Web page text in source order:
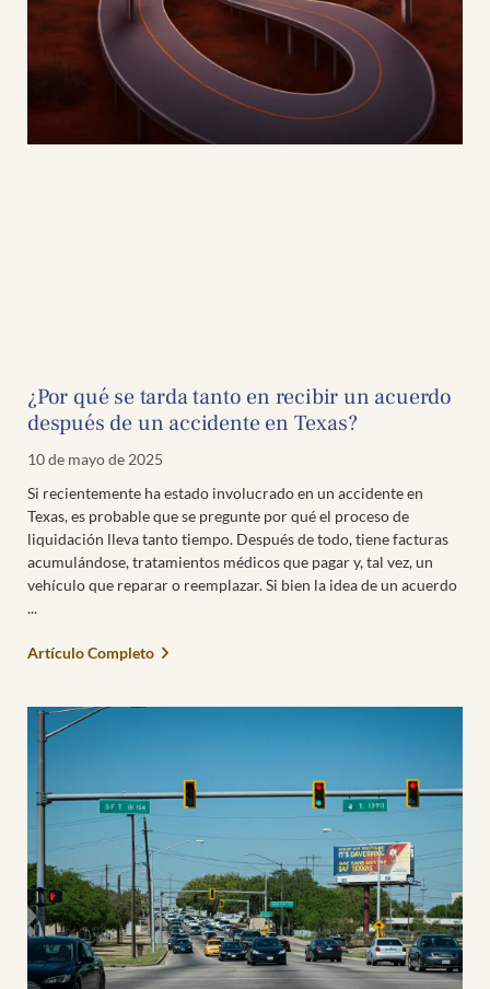
¿Por qué se tarda tanto en recibir un acuerdo
después de un accidente en Texas?
10 de mayo de 2025
Si recientemente ha estado involucrado en un accidente en
Texas, es probable que se pregunte por qué el proceso de
liquidación lleva tanto tiempo. Después de todo, tiene facturas
acumulándose, tratamientos médicos que pagar y, tal vez, un
vehículo que reparar o reemplazar. Si bien la idea de un acuerdo
Artículo Completo